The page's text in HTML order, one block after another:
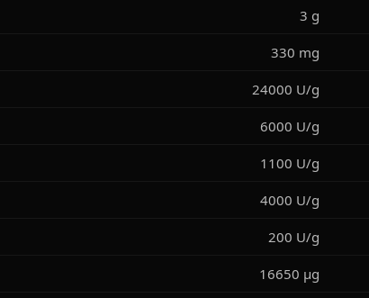
3 g
330 mg
24000 U/g
6000 U/g
1100 U/g
4000 U/g
200 U/g
16650 μg